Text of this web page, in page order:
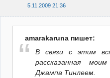
5.11.2009 21:36
amarakaruna пишет:
В связи с этим
рассказанная
Джампа Тинлеем.